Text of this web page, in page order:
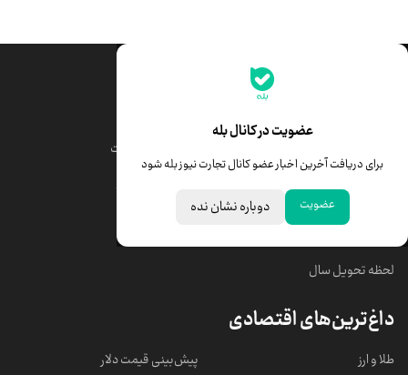
عضویت در کانال بله
برای دریافت آخرین اخبار عضو کانال تجارت نیوز بله شود
عضویت دوباره نشان نده
جدیدترین قیمت‌ها
قیمت درهم امارات
خبرهای مهم
لحظه تحویل سال
داغ‌ترین‌های اقتصادی
طلا و ارز
پیش‌بینی قیمت دلار